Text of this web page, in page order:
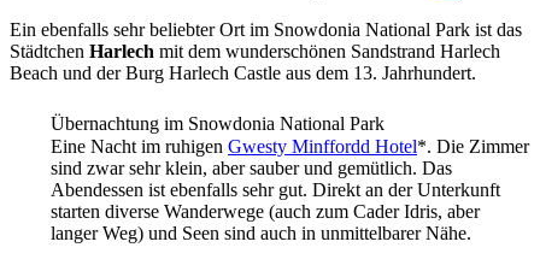
Ein ebenfalls sehr beliebter Ort im Snowdonia National Park ist das
Städtchen Harlech mit dem wunderschönen Sandstrand Harlech
Beach und der Burg Harlech Castle aus dem 13. Jahrhundert.
Übernachtung im Snowdonia National Park
Eine Nacht im ruhigen Gwesty Minffordd Hotel*. Die Zimmer
sind zwar sehr klein, aber sauber und gemütlich. Das
Abendessen ist ebenfalls sehr gut. Direkt an der Unterkunft
starten diverse Wanderwege (auch zum Cader Idris, aber
langer Weg) und Seen sind auch in unmittelbarer Nähe.